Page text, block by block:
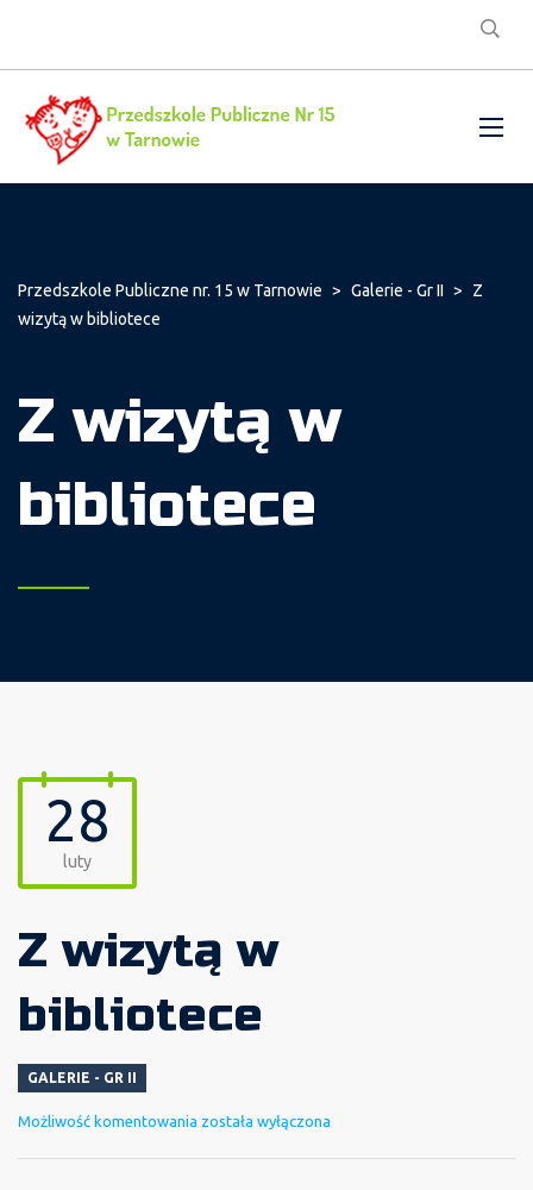
Przedszkole Publiczne nr. 15 w Tarnowie > Galerie - Gr II >
Z
wizytą w bibliotece
Z wizytą w
bibliotece
28
luty
Z wizytą w
bibliotece
GALERIE - GR II
Możliwość komentowania Z
została wyłączona